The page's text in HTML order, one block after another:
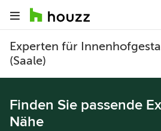
Experten für
(Saale)
Finden Sie passende
Nähe